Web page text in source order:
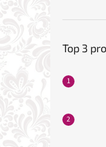
Top 3